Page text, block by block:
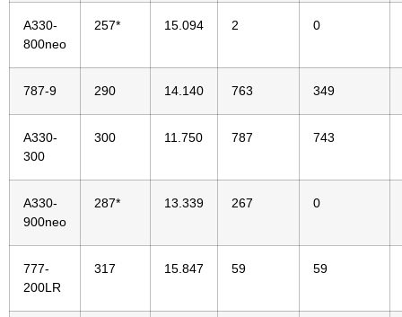
A330-
800neo
257* 15.094 2 0
787-9 290 14.140 763 349
A330-
300
300 11.750 787 743
A330-
900neo
287* 13.339 267 0
777-
200LR
317 15.847 59 59